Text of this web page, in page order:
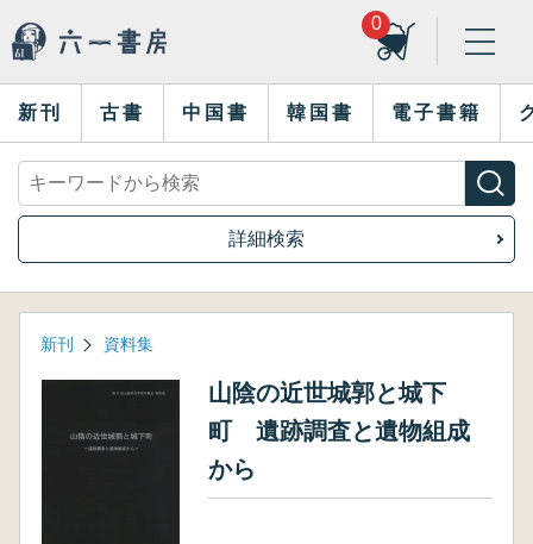
0
新刊 古書 中国書 韓国書 電子書籍
詳細検索
新刊 資料集
山陰の近世城郭と城下
町 遺跡調査と遺物組成
から